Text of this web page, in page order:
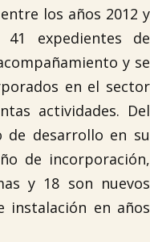
entre los años 2012 y
expedientes de
y se
en el sector
actividades. Del
de desarrollo en su
de incorporación,
y 18 son nuevos
instalación en años